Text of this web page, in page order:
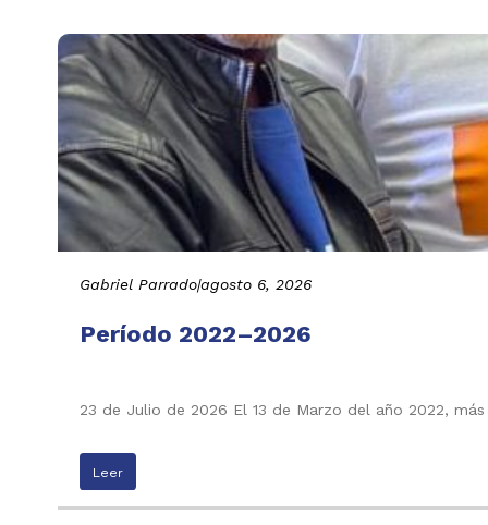
Gabriel Parrado|agosto 6, 2026
Período 2022–2026
23 de Julio de 2026 El 13 de Marzo del año 2022,
Leer